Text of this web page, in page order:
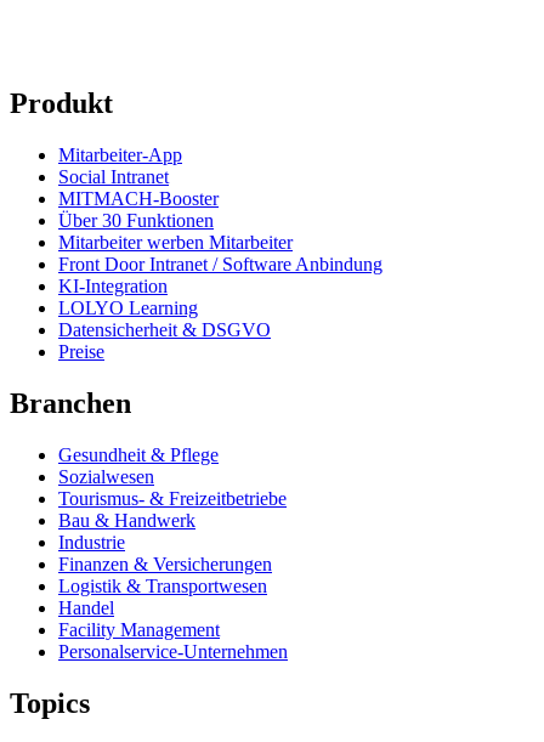
Produkt
Mitarbeiter-App
Social Intranet
MITMACH-Booster
Über 30 Funktionen
Mitarbeiter werben Mitarbeiter
Front Door Intranet / Software Anbindung
KI-Integration
LOLYO Learning
Datensicherheit & DSGVO
Preise
Branchen
Gesundheit & Pflege
Sozialwesen
Tourismus- & Freizeitbetriebe
Bau & Handwerk
Industrie
Finanzen & Versicherungen
Logistik & Transportwesen
Handel
Facility Management
Personalservice-Unternehmen
Topics